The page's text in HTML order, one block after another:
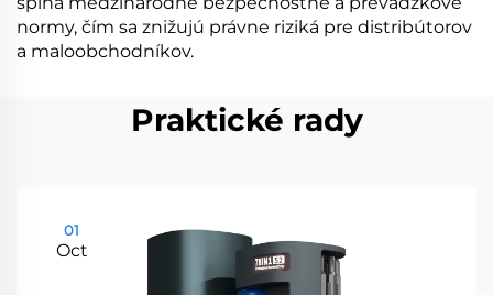
normy, čím sa znižujú právne riziká pre distribútorov
a maloobchodníkov.
Praktické rady
01
Oct